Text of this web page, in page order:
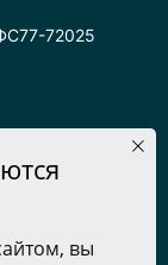
72025
старше 16 лет.
вы